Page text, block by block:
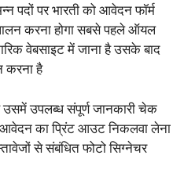
पदों पर भारती को आवेदन फॉर्म
करना होगा सबसे पहले ऑयल
वेबसाइट में जाना है उसके बाद
करना है
उसमें उपलब्ध संपूर्ण जानकारी चेक
का प्रिंट आउट निकलवा लेना
से संबंधित फोटो सिग्नेचर